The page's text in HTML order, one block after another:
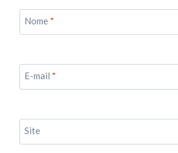
Nome *
E-mail *
Site